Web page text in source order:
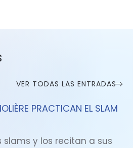
VER TODAS LAS ENTRADAS
PRACTICAN EL SLAM
slams y los recitan a sus